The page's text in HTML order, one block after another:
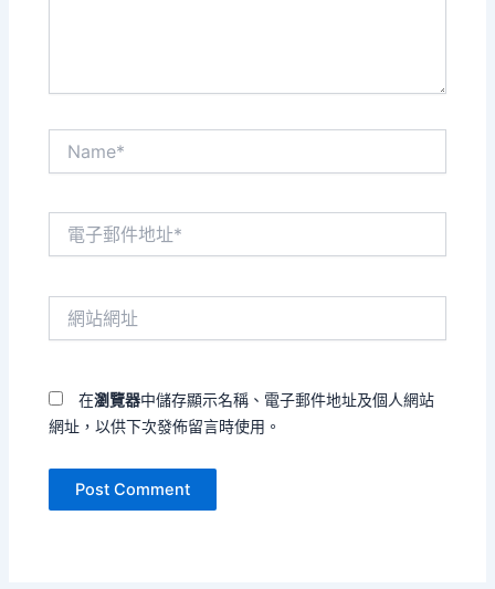
在瀏覽器中儲存顯示名稱、電子郵件地址及個人網站
網址，以供下次發佈留言時使用。